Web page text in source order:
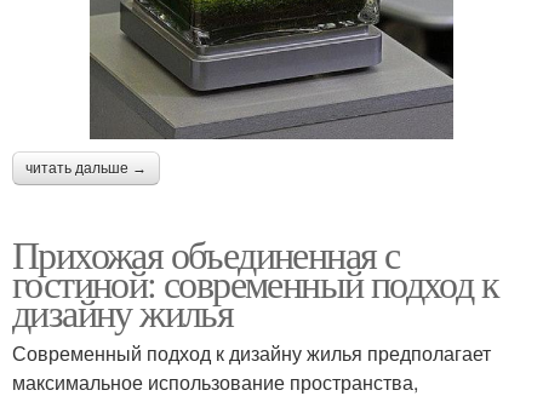
читать дальше →
Прихожая объединенная с
гостиной: современный подход к
дизайну жилья
Современный подход к дизайну жилья предполагает
максимальное использование пространства,